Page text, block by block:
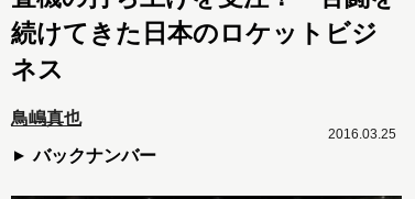
続けてきた日本のロケットビジ
ネス
鳥嶋真也
バックナンバー
2016.03.25